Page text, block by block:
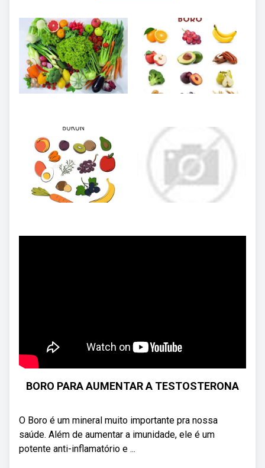
BORO PARA AUMENTAR A TESTOSTERONA
O Boro é um mineral muito importante pra nossa
saúde. Além de aumentar a imunidade, ele é um
potente anti-inflamatório e ...